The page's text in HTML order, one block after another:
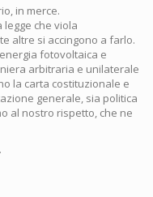
in merce.
legge che viola
altre si accingono a farlo.
fotovoltaica e
arbitraria e unilaterale
la carta costituzionale e
generale, sia politica
al nostro rispetto, che ne